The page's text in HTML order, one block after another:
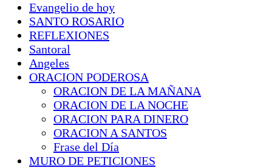
Evangelio de hoy
SANTO ROSARIO
REFLEXIONES
Santoral
Angeles
ORACION PODEROSA
ORACION DE LA MAÑANA
ORACION DE LA NOCHE
ORACION PARA DINERO
ORACION A SANTOS
Frase del Día
MURO DE PETICIONES